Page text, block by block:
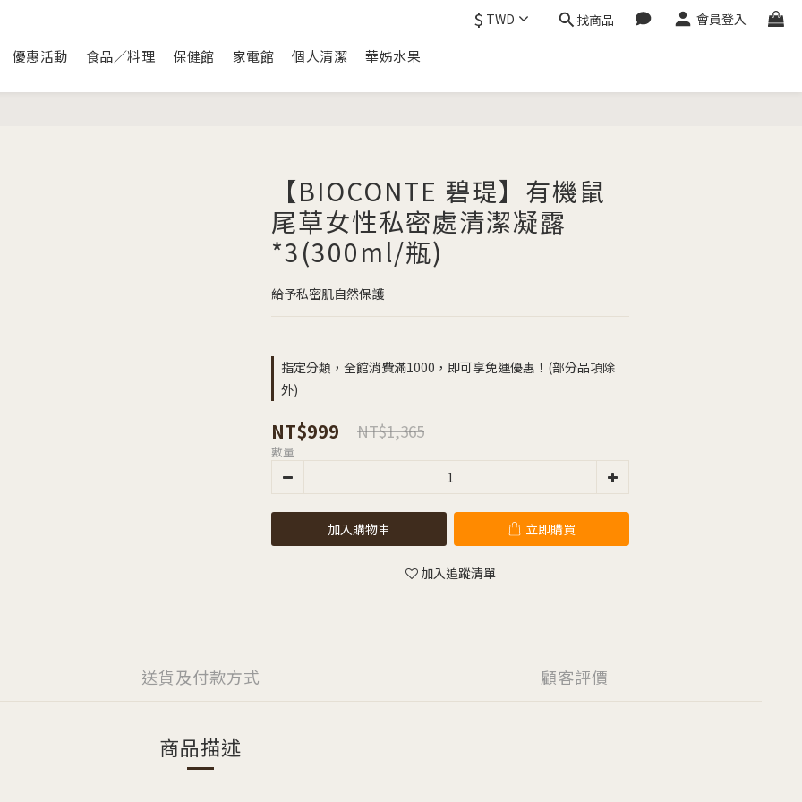
$ TWD 找商品 會員登入
優惠活動 食品／料理 保健館 家電館 個人清潔 華姊水果
【BIOCONTE 碧瑅】有機鼠
尾草女性私密處清潔凝露
*3(300ml/瓶)
給予私密肌自然保護
指定分類，全館消費滿1000，即可享免運優惠！(部分品項除
外)
NT$999 NT$1,365
數量
加入購物車 立即購買
加入追蹤清單
送貨及付款方式 顧客評價
商品描述